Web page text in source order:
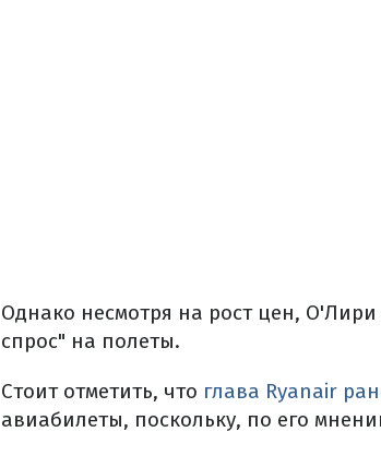
Однако несмотря на рост цен,
спрос" на полеты.
Стоит отметить, что глава Ryanair
авиабилеты, поскольку, по его